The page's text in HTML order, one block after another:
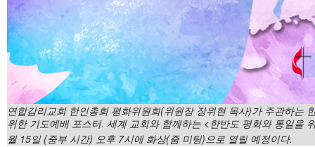
연합감리교회 한인총회 평화위원회(위원장 장위현 목사)가 주관하는
위한 기도예배 포스터. 세계 교회와 함께하는 <한반도 평화와 통일을
월 15일 (중부 시간) 오후 7시에 화상(줌 미팅)으로 열릴 예정이다.